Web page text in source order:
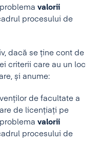
valorii
procesului de
dacă se ține cont de
criterii care au un loc
și anume:
de facultate a
de licențiați pe
valorii
procesului de